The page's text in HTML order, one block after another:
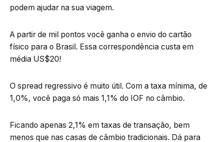
podem ajudar na sua viagem.
A partir de mil pontos você ganha o envio do cartão
físico para o Brasil. Essa correspondência custa em
média US$20!
O spread regressivo é muito útil. Com a taxa mínima, de
1,0%, você paga só mais 1,1% do IOF no câmbio.
Ficando apenas 2,1% em taxas de transação, bem
menos que nas casas de câmbio tradicionais. Dá para